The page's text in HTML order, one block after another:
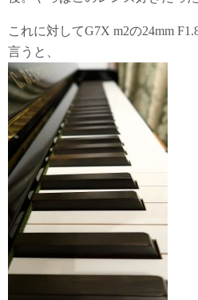
これに対してG7X m2の24mm
言うと、